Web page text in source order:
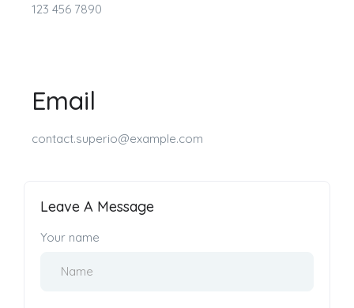
123 456 7890
Email
contact.superio@example.com
Leave A Message
Your name